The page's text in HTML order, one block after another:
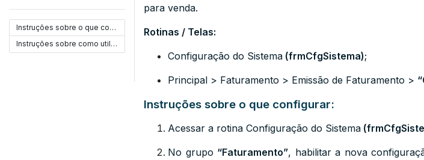
Instruções sobre o que configurar:
Instruções sobre como utilizar:
para venda.
Rotinas / Telas:
Configuração do Sistema (frmCfgSistema);
Principal > Faturamento > Emissão de Faturamento > “
Instruções sobre o que configurar:
Acessar a rotina Configuração do Sistema (
No grupo “Faturamento”, habilitar a nova